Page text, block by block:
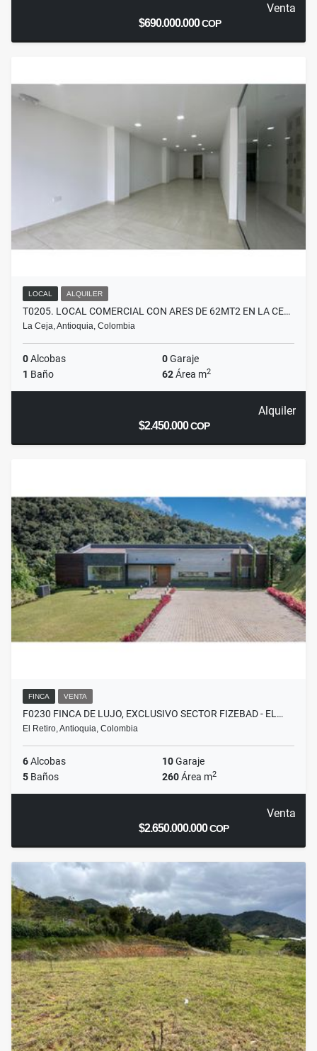
Venta
$690.000.000COP
LOCAL ALQUILER
T0205. LOCAL COMERCIAL CON ARES DE 62MT2 EN LA CE…
La Ceja, Antioquia, Colombia
0Alcobas 0Garaje
1 Baño 62Área m2
Alquiler
$2.450.000COP
FINCA VENTA
F0230 FINCA DE LUJO, EXCLUSIVO SECTOR FIZEBAD - EL…
El Retiro, Antioquia, Colombia
6Alcobas 10Garaje
5 Baños 260Área m2
Venta
$2.650.000.000COP